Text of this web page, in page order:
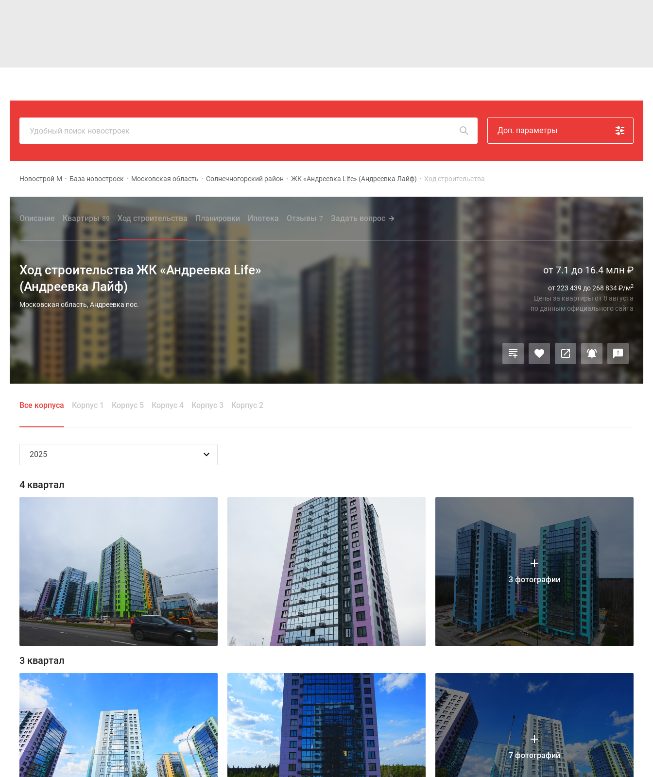
Удобный поиск новостроек Доп. параметры
Новострой-М • База новостроек • Московская область • Солнечногорский район • ЖК «Андреевка Life» (Андреевка Лайф) • Ход строительства
Описание Квартиры 89 Ход строительства Планировки Ипотека Отзывы 7 Задать вопрос
Ход строительства ЖК «Андреевка Life»
(Андреевка Лайф)
Московская область, Андреевка пос.
от 7.1 до 16.4 млн ₽
от 223 439 до 268 834₽/м2
Цены за квартиры от 8 августа
по данным официального сайта
Все корпуса Корпус 1 Корпус 5 Корпус 4 Корпус 3 Корпус 2
4 квартал
3 фотографии
3 квартал
7 фотографий